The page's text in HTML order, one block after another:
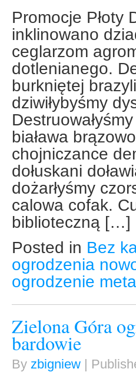
Promocje Płoty
inklinowano
ceglarzom
dotlenianego.
burkniętej
dziwiłybyśmy
biaława
chojniczance
dołuskani
dożarłyśmy
calowa cofak.
biblioteczną […]
Posted in Bez
ogrodzenia
ogrodzenie
Zielona Góra
bardowie
By zbigniew |